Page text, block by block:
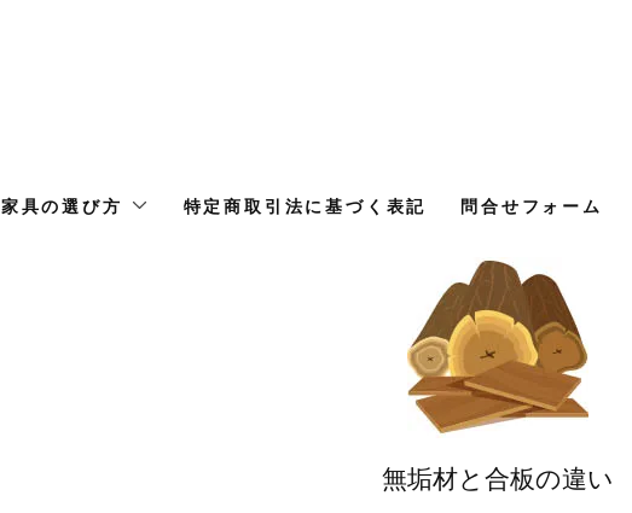
家具の選び方 特定商取引法に基づく表記 問合せフォーム
無垢材と合板の違い